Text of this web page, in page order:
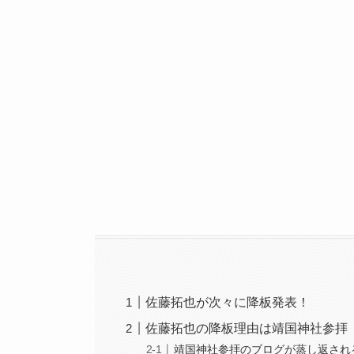
佐藤拓也が次々に降板発表！
佐藤拓也の降板理由は靖国神社参拝
靖国神社参拝のブログが蒸し返され